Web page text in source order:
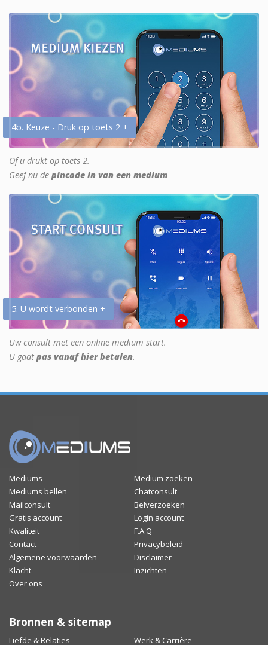
4b. Keuze - Druk op toets 2 +
Of u drukt op toets 2.
Geef nu de pincode in van een medium
5. U wordt verbonden +
Uw consult met een online medium start.
U gaat pas vanaf hier betalen.
Mediums
Medium zoeken
Mediums bellen
Chatconsult
Mailconsult
Belverzoeken
Gratis account
Login account
Kwaliteit
F.A.Q
Contact
Privacybeleid
Algemene voorwaarden
Disclaimer
Klacht
Inzichten
Over ons
Bronnen & sitemap
Liefde & Relaties Werk & Carrière